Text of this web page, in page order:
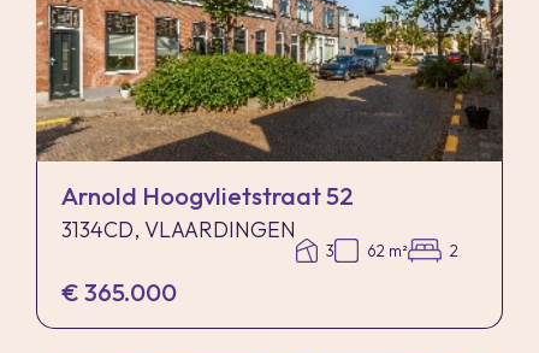
Arnold Hoogvlietstraat 52
3134CD, VLAARDINGEN
3 62 m² 2
€ 365.000